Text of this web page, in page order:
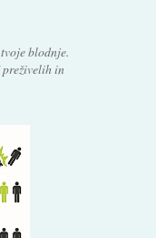
blodnje.
preživelih in